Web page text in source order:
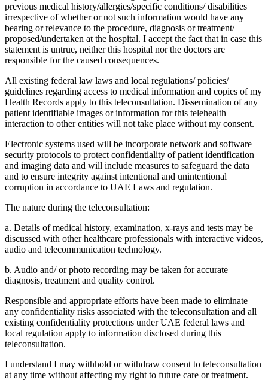
previous medical history/allergies/specific conditions/ disabilities
irrespective of whether or not such information would have any
bearing or relevance to the procedure, diagnosis or treatment/
proposed/undertaken at the hospital. I accept the fact that in case this
statement is untrue, neither this hospital nor the doctors are
responsible for the caused consequences.
All existing federal law laws and local regulations/ policies/
guidelines regarding access to medical information and copies of my
Health Records apply to this teleconsultation. Dissemination of any
patient identifiable images or information for this telehealth
interaction to other entities will not take place without my consent.
Electronic systems used will be incorporate network and software
security protocols to protect confidentiality of patient identification
and imaging data and will include measures to safeguard the data
and to ensure integrity against intentional and unintentional
corruption in accordance to UAE Laws and regulation.
The nature during the teleconsultation:
a. Details of medical history, examination, x-rays and tests may be
discussed with other healthcare professionals with interactive videos,
audio and telecommunication technology.
b. Audio and/ or photo recording may be taken for accurate
diagnosis, treatment and quality control.
Responsible and appropriate efforts have been made to eliminate
any confidentiality risks associated with the teleconsultation and all
existing confidentiality protections under UAE federal laws and
local regulation apply to information disclosed during this
teleconsultation.
I understand I may withhold or withdraw consent to teleconsultation
at any time without affecting my right to future care or treatment.